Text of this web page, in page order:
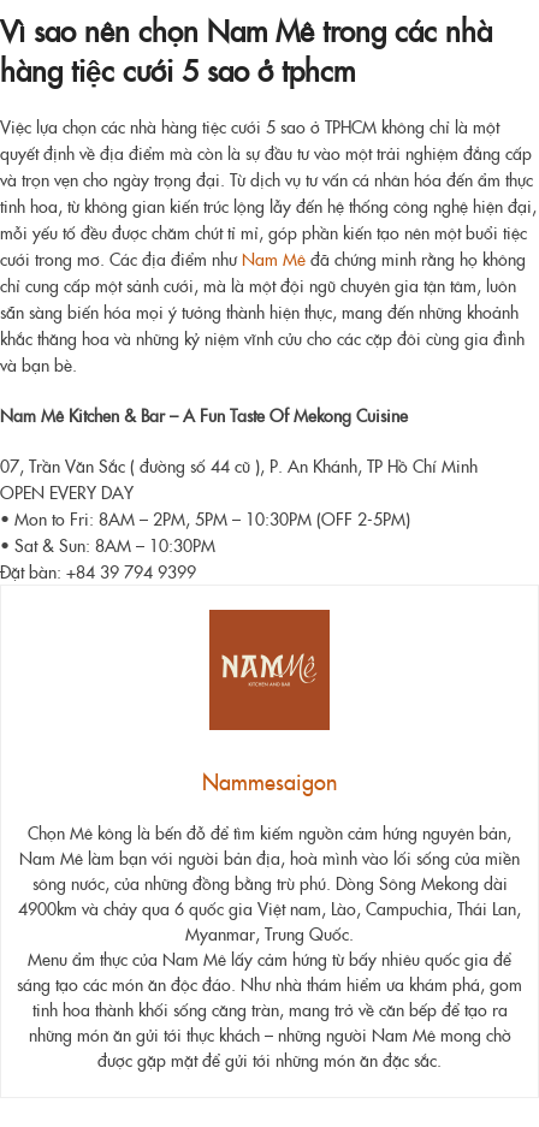
Vì sao nên chọn Nam Mê trong các nhà
hàng tiệc cưới 5 sao ở tphcm
Việc lựa chọn các nhà hàng tiệc cưới 5 sao ở TPHCM không chỉ là một
quyết định về địa điểm mà còn là sự đầu tư vào một trải nghiệm đẳng cấp
và trọn vẹn cho ngày trọng đại. Từ dịch vụ tư vấn cá nhân hóa đến ẩm thực
tinh hoa, từ không gian kiến trúc lộng lẫy đến hệ thống công nghệ hiện đại,
mỗi yếu tố đều được chăm chút tỉ mỉ, góp phần kiến tạo nên một buổi tiệc
cưới trong mơ. Các địa điểm nhưNam Mê đã chứng minh rằng họ không
chỉ cung cấp một sảnh cưới, mà là một đội ngũ chuyên gia tận tâm, luôn
sẵn sàng biến hóa mọi ý tưởng thành hiện thực, mang đến những khoảnh
khắc thăng hoa và những kỷ niệm vĩnh cửu cho các cặp đôi cùng gia đình
và bạn bè.
Nam Mê Kitchen & Bar – A Fun Taste Of Mekong Cuisine
07, Trần Văn Sắc ( đường số 44 cũ ), P. An Khánh, TP Hồ Chí Minh
OPEN EVERY DAY
• Mon to Fri: 8AM – 2PM, 5PM – 10:30PM (OFF 2-5PM)
• Sat & Sun: 8AM – 10:30PM
Đặt bàn: +84 39 794 9399
Nammesaigon
Chọn Mê kông là bến đỗ để tìm kiếm nguồn cảm hứng nguyên bản,
Nam Mê làm bạn với người bản địa, hoà mình vào lối sống của miền
sông nước, của những đồng bằng trù phú. Dòng Sông Mekong dài
4900km và chảy qua 6 quốc gia Việt nam, Lào, Campuchia, Thái Lan,
Myanmar, Trung Quốc.
Menu ẩm thực của Nam Mê lấy cảm hứng từ bấy nhiêu quốc gia để
sáng tạo các món ăn độc đáo. Như nhà thám hiểm ưa khám phá, gom
tinh hoa thành khối sống căng tràn, mang trở về căn bếp để tạo ra
những món ăn gửi tới thực khách – những người Nam Mê mong chờ
được gặp mặt để gửi tới những món ăn đặc sắc.